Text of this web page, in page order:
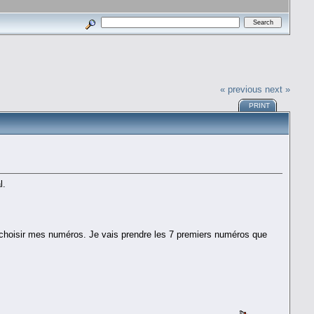
« previous next »
PRINT
mes numéros. Je vais prendre les 7 premiers numéros que